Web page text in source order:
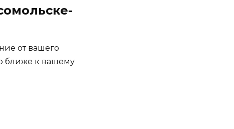
от вашего
ближе к вашему